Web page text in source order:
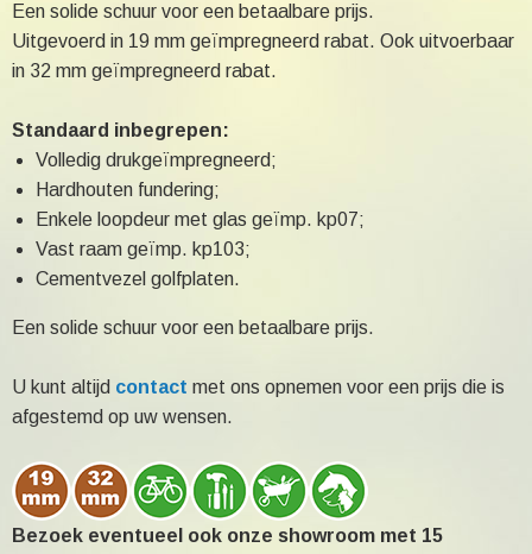
Een solide schuur voor een betaalbare prijs.
Uitgevoerd in 19 mm geïmpregneerd rabat. Ook uitvoerbaar
in 32 mm geïmpregneerd rabat.
Standaard inbegrepen:
Volledig drukgeïmpregneerd;
Hardhouten fundering;
Enkele loopdeur met glas geïmp. kp07;
Vast raam geïmp. kp103;
Cementvezel golfplaten.
Een solide schuur voor een betaalbare prijs.
U kunt altijd contact met ons opnemen voor een prijs die is
afgestemd op uw wensen.
Bezoek eventueel ook onze showroom met 15